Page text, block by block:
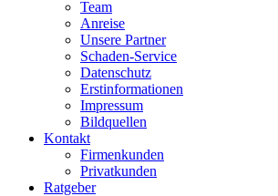
Team
Anreise
Unsere Partner
Schaden-Service
Datenschutz
Erstinformationen
Impressum
Bildquellen
Kontakt
Firmenkunden
Privatkunden
Ratgeber